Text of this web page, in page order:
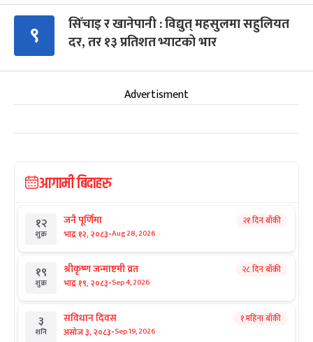
९
सिँचाइ र खानेपानी : विद्युत् महसुलमा सहुलियत
दर, तर १३ प्रतिशत भ्याटको भार
Advertisment
आगामी बिदाहरु
१२
शुक्र
जनै पूर्णिमा
भाद्र १२, २०८३-Aug 28, 2026
२१ दिन बाँकी
१९
शुक्र
श्रीकृष्ण जन्माष्टमी व्रत
भाद्र १९, २०८३-Sep 4, 2026
२८ दिन बाँकी
३
शनि
संविधान दिवस
असोज ३, २०८३-Sep 19, 2026
१ महिना बाँकी